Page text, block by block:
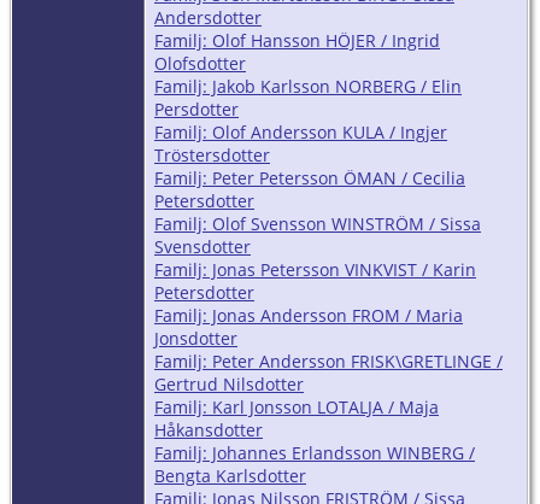
Andersdotter
Familj: Olof Hansson HÖJER / Ingrid
Olofsdotter
Familj: Jakob Karlsson NORBERG / Elin
Persdotter
Familj: Olof Andersson KULA / Ingjer
Tröstersdotter
Familj: Peter Petersson ÖMAN / Cecilia
Petersdotter
Familj: Olof Svensson WINSTRÖM / Sissa
Svensdotter
Familj: Jonas Petersson VINKVIST / Karin
Petersdotter
Familj: Jonas Andersson FROM / Maria
Jonsdotter
Familj: Peter Andersson FRISK\GRETLINGE /
Gertrud Nilsdotter
Familj: Karl Jonsson LOTALJA / Maja
Håkansdotter
Familj: Johannes Erlandsson WINBERG /
Bengta Karlsdotter
Familj: Jonas Nilsson FRISTRÖM / Sissa